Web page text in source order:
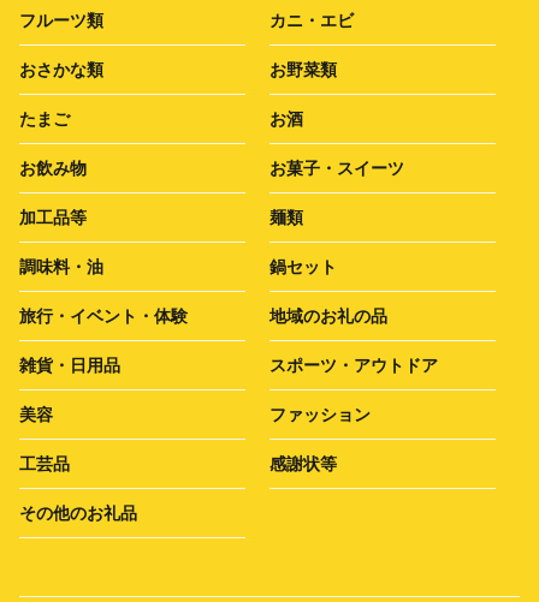
フルーツ類 カニ・エビ
おさかな類 お野菜類
たまご お酒
お飲み物 お菓子・スイーツ
加工品等 麺類
調味料・油 鍋セット
旅行・イベント・体験 地域のお礼の品
雑貨・日用品 スポーツ・アウトドア
美容 ファッション
工芸品 感謝状等
その他のお礼品